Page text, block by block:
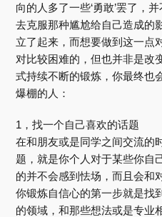
向的人多了一些‘勇敢’罢了，
去克服那种尴尬给自己造成的
立了起来，而想要做到这一点
对比较困难的，但也并非是改
式持续不断的锻炼，你最终也
爆棚的人：
1，找一个自己喜欢的话题
在和朋友或是同学之间交流的
题，就是你个人对于某些你自
的并不会感到怯场，而且会和
你锻炼自信心的第一步就是找
的领域，和那些想法或是专业